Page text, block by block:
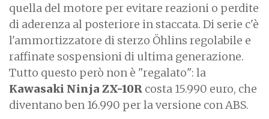
quella del motore per evitare reazioni o perdite
di aderenza al posteriore in staccata. Di serie c'è
l'ammortizzatore di sterzo Öhlins regolabile e
raffinate sospensioni di ultima generazione.
Tutto questo però non è "regalato": la
Kawasaki Ninja ZX-10R costa 15.990 euro, che
diventano ben 16.990 per la versione con ABS.